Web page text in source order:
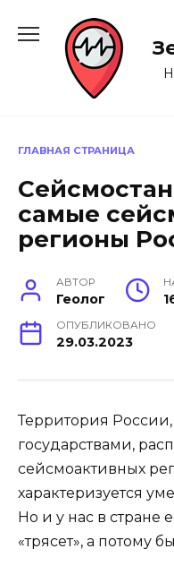
содержанию
ГЛАВНАЯ СТРАНИЦА
самые
регионы
АВТОР
Геолог
ОПУБЛИКОВАНО
29.03.2023
Территория
государствами,
сейсмоактивных
характеризуется
Но и у нас в стране
«трясет», а потому